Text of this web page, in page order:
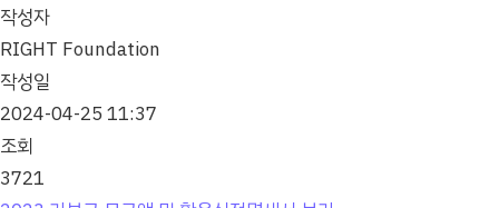
작성자
RIGHT Foundation
작성일
2024-04-25 11:37
조회
3721